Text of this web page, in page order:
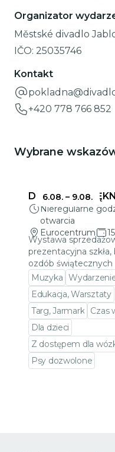
Organizator
Městské divadlo
IČO: 25035746
Kontakt
+420 778 766 852
Wybrane
6.08. – 9.08.
DELIKATNE
Nieregularne
otwarcia
Eurocentrum
Wystawa
prezentacyjna szkła,
ozdób świątecznych
Muzyka
Edukacja, Warsztaty
Targ, Jarmark
Czas
Dla dzieci
Z dostępem dla
Psy dozwolone